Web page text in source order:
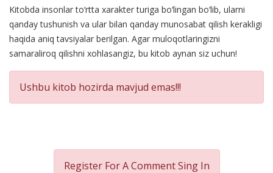
Product
Summery
Kitobda insonlar to‘rtta xarakter turiga bo‘lingan bo‘lib, ularni
qanday tushunish va ular bilan qanday munosabat qilish kerakligi
haqida aniq tavsiyalar berilgan. Agar muloqotlaringizni
samaraliroq qilishni xohlasangiz, bu kitob aynan siz uchun!
Ushbu kitob hozirda mavjud emas!!!
Register For A CommentSing In